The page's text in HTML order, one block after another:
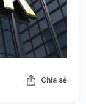
Chia sẻ